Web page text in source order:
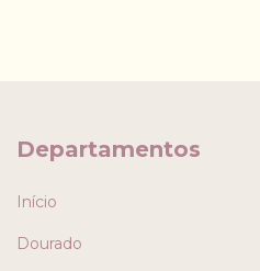
Departamentos
Início
Dourado